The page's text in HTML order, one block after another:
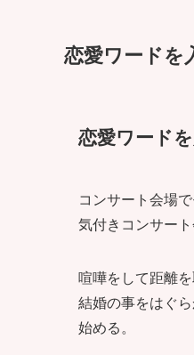
恋愛ワードを
恋愛ワード
コンサート会場
気付きコンサー
喧嘩をして距離
結婚の事をはぐ
始める。